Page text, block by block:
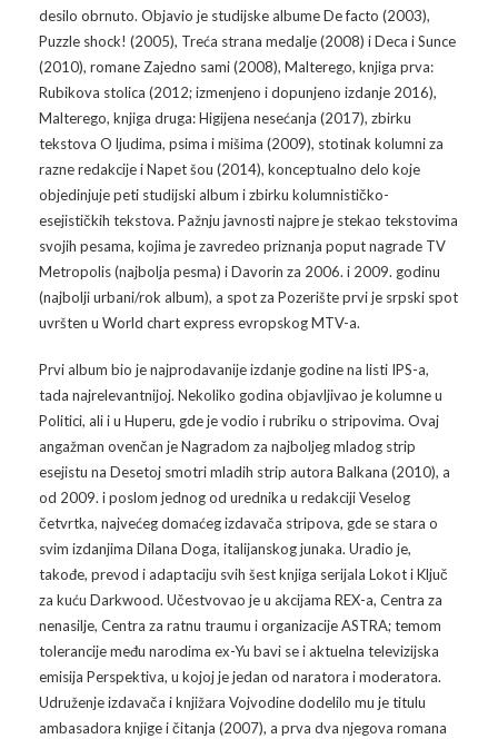
Video 2011
Video 2012
Video 2013
Video 2014
Video 2015
Video 2016
Video 2018
Galerija 2010
Galerija 2011
Galerija 2012
Galerija 2013
Galerija 2014
Galerija 2015
Galerija 2017
Galerija 2018
Galerija 2019
Galerija 2022
Galerija 2023
Galerija 2024
Galerija 2025
Arhiva
Kontakt
desilo obrnuto. Objavio je studijske albume De facto (2003),
Puzzle shock! (2005), Treća strana medalje (2008) i Deca i Sunce
(2010), romane Zajedno sami (2008), Malterego, knjiga prva:
Rubikova stolica (2012; izmenjeno i dopunjeno izdanje 2016),
Malterego, knjiga druga: Higijena nesećanja (2017), zbirku
tekstova O ljudima, psima i mišima (2009), stotinak kolumni za
razne redakcije i Napet šou (2014), konceptualno delo koje
objedinjuje peti studijski album i zbirku kolumnističko-
esejističkih tekstova. Pažnju javnosti najpre je stekao tekstovima
svojih pesama, kojima je zavredeo priznanja poput nagrade TV
Metropolis (najbolja pesma) i Davorin za 2006. i 2009. godinu
(najbolji urbani/rok album), a spot za Pozerište prvi je srpski spot
uvršten u World chart express evropskog MTV-a.
Prvi album bio je najprodavanije izdanje godine na listi IPS-a,
tada najrelevantnijoj. Nekoliko godina objavljivao je kolumne u
Politici, ali i u Huperu, gde je vodio i rubriku o stripovima. Ovaj
angažman ovenčan je Nagradom za najboljeg mladog strip
esejistu na Desetoj smotri mladih strip autora Balkana (2010), a
od 2009. i poslom jednog od urednika u redakciji Veselog
četvrtka, najvećeg domaćeg izdavača stripova, gde se stara o
svim izdanjima Dilana Doga, italijanskog junaka. Uradio je,
takođe, prevod i adaptaciju svih šest knjiga serijala Lokot i Ključ
za kuću Darkwood. Učestvovao je u akcijama REX-a, Centra za
nenasilje, Centra za ratnu traumu i organizacije ASTRA; temom
tolerancije među narodima ex-Yu bavi se i aktuelna televizijska
emisija Perspektiva, u kojoj je jedan od naratora i moderatora.
Udruženje izdavača i knjižara Vojvodine dodelilo mu je titulu
ambasadora knjige i čitanja (2007), a prva dva njegova romana